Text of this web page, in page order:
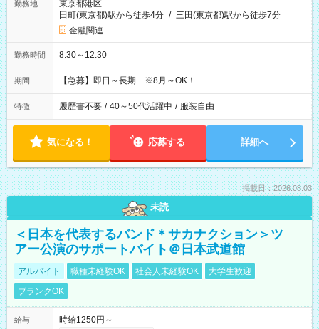
勤務地
東京都港区
田町(東京都)駅から徒歩4分 / 三田(東京都)駅から徒歩7分
金融関連
勤務時間 8:30～12:30
期間 【急募】即日～長期 ※8月～OK！
特徴 履歴書不要 / 40～50代活躍中 / 服装自由
気になる！ 応募する 詳細へ
掲載日：2026.08.03
未読
＜日本を代表するバンド＊サカナクション＞ツ
アー公演のサポートバイト＠日本武道館
アルバイト 職種未経験OK 社会人未経験OK
大学生歓迎
ブランクOK
給与
時給1250円～